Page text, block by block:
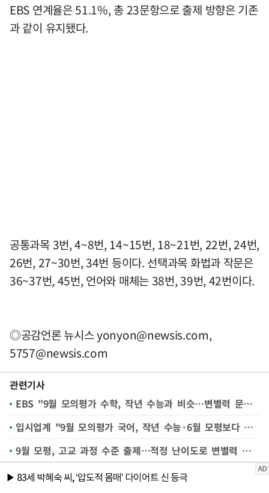
EBS 연계율은 51.1%, 총 23문항으로 출제 방향은 기존
과 같이 유지됐다.
공통과목 3번, 4~8번, 14~15번, 18~21번, 22번, 24번,
26번, 27~30번, 34번 등이다. 선택과목 화법과 작문은
36~37번, 45번, 언어와 매체는 38번, 39번, 42번이다.
◎공감언론 뉴시스yonyon@newsis.com,
5757@newsis.com
관련기사
EBS "9월 모의평가 수학, 작년 수능과 비슷…변별력 문항 일부 포함"
입시업계 "9월 모의평가 국어, 작년 수능·6월 모평보다 어려워"
9월 모평, 고교 과정 수준 출제…적정 난이도로 변별력 확보